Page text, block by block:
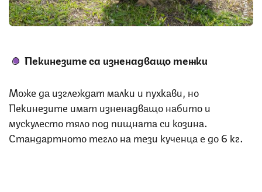
Пекинезите са изненадващо тежки
Може да изглеждат малки и пухкави, но
Пекинезите имат изненадващо набито и
мускулесто тяло под пищната си козина.
Стандартното тегло на тези кученца е до 6 кг.